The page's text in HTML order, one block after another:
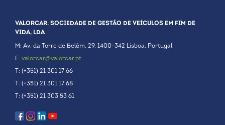
VALORCAR. SOCIEDADE DE GESTÃO DE VEÍCULOS EM FIM DE
VIDA, LDA
M: Av. da Torre de Belém, 29. 1400-342 Lisboa. Portugal
E: valorcar@valorcar.pt
T: (+351) 21 301 17 66
T: (+351) 21 301 17 68
T: (+351) 21 303 53 61